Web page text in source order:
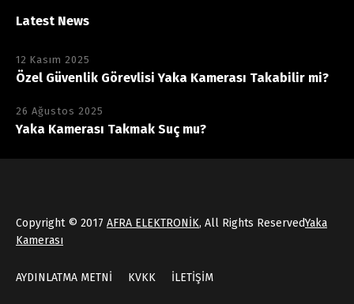
Latest News
12 Kasım 2025
Özel Güvenlik Görevlisi Yaka Kamerası Takabilir mi?
26 Ağustos 2025
Yaka Kamerası Takmak Suç mu?
Copyright © 2017 AFRA ELEKTRONİK, All Rights ReservedYaka
Kamerası
AYDINLATMA METNİ KVKK İLETİŞİM